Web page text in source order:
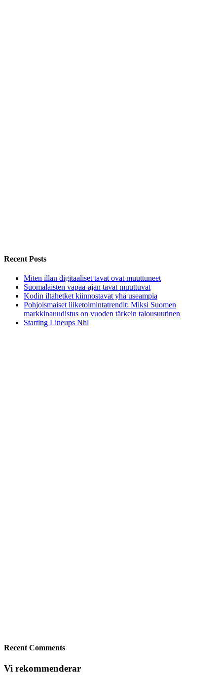
Recent Posts
Miten illan digitaaliset tavat ovat muuttuneet
Suomalaisten vapaa-ajan tavat muuttuvat
Kodin iltahetket kiinnostavat yhä useampia
Pohjoismaiset liiketoimintatrendit: Miksi Suomen
markkinauudistus on vuoden tärkein talousuutinen
Starting Lineups Nhl
Recent Comments
Vi rekommenderar